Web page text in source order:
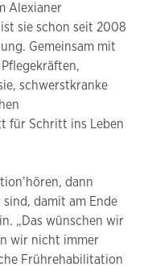
Alexianer
sie schon seit 2008
Gemeinsam mit
schwerstkranke
für Schritt ins Leben
dann
damit am Ende
„Das wünschen wir
wir nicht immer
Frührehabilitation